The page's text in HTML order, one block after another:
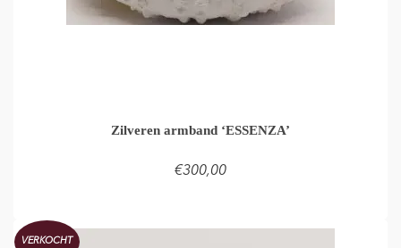
Zilveren armband ‘ESSENZA’
€300,00
VERKOCHT